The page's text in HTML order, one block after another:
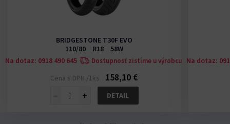
BRIDGESTONE T30F EVO
110/80 R18 58W
Na dotaz: 0918 490 645
Dostupnosť zistíme u výrobcu
Cena s DPH /1ks
158,10 €
−
+ DETAIL
Na dotaz: